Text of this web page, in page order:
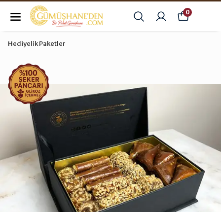
0
Hediyelik Paketler